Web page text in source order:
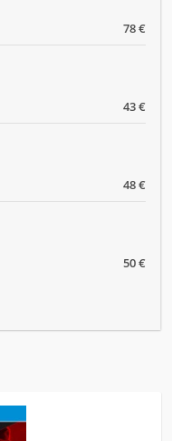
78 €
43 €
48 €
50 €